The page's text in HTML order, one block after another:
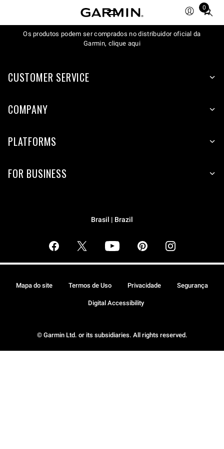
0
Total
items
in
Os produtos podem ser comprados no distribuidor oficial da
Garmin, clique aqui
CUSTOMER SERVICE
COMPANY
PLATFORMS
FOR BUSINESS
Brasil | Brazil
© Garmin Ltd. or its subsidiaries. All rights reserved.
Mapa do site Termos de Uso Privacidade Segurança
Digital Accessibility